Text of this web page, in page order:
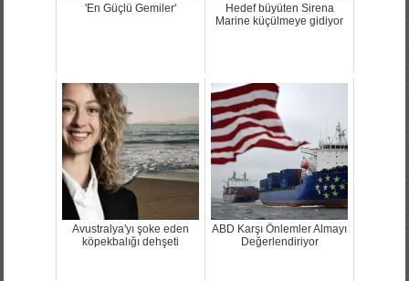
'En Güçlü Gemiler'
Hedef büyüten Sirena
Marine küçülmeye gidiyor
Avustralya'yı şoke eden
köpekbalığı dehşeti
ABD Karşı Önlemler Almayı
Değerlendiriyor